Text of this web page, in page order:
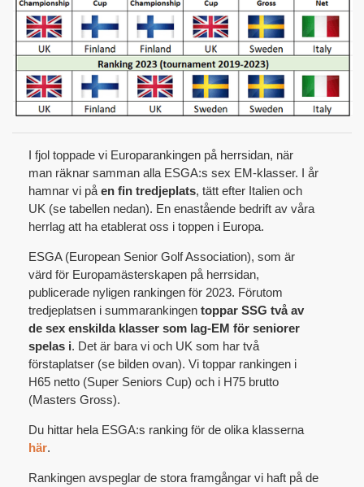
I fjol toppade vi Europarankingen på herrsidan, när
man räknar samman alla ESGA:s sex EM-klasser. I år
hamnar vi på en fin tredjeplats, tätt efter Italien och
UK (se tabellen nedan). En enastående bedrift av våra
herrlag att ha etablerat oss i toppen i Europa.
ESGA (European Senior Golf Association), som är
värd för Europamästerskapen på herrsidan,
publicerade nyligen rankingen för 2023. Förutom
tredjeplatsen i summarankingen toppar SSG två av
de sex enskilda klasser som lag-EM för seniorer
spelas i. Det är bara vi och UK som har två
förstaplatser (se bilden ovan). Vi toppar rankingen i
H65 netto (Super Seniors Cup) och i H75 brutto
(Masters Gross).
Du hittar hela ESGA:s ranking för de olika klasserna
här.
Rankingen avspeglar de stora framgångar vi haft på de